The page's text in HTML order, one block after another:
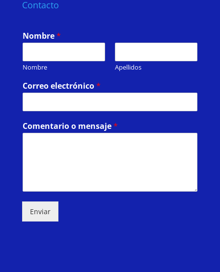
Contacto
Nombre*
Nombre Apellidos
Correo electrónico*
Comentario o mensaje*
Enviar